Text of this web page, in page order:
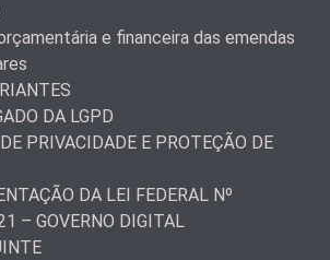
e financeira das emendas
DA LGPD
PRIVACIDADE E PROTEÇÃO DE
DA LEI FEDERAL Nº
– GOVERNO DIGITAL